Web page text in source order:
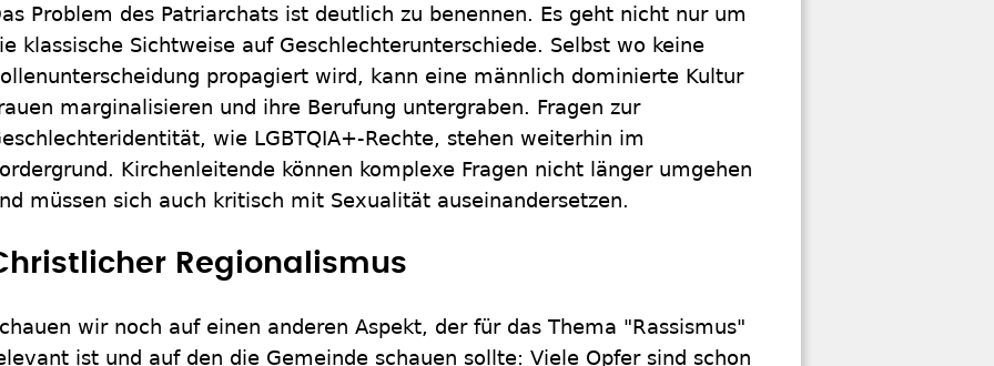
Problem des Patriarchats ist deutlich zu benennen. Es geht nicht nur um
klassische Sichtweise auf Geschlechterunterschiede. Selbst wo keine
propagiert wird, kann eine männlich dominierte Kultur
marginalisieren und ihre Berufung untergraben. Fragen zur
wie LGBTQIA+-Rechte, stehen weiterhin im
Kirchenleitende können komplexe Fragen nicht länger umgehen
müssen sich auch kritisch mit Sexualität auseinandersetzen.
Regionalismus
wir noch auf einen anderen Aspekt, der für das Thema "Rassismus"
ist und auf den die Gemeinde schauen sollte: Viele Opfer sind schon